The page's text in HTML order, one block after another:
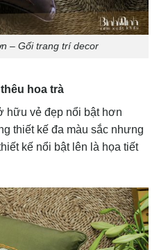
– Gối trang trí decor
hoa trà
hữu vẻ đẹp nổi bật hơn
thiết kế đa màu sắc nhưng
kế nổi bật lên là họa tiết